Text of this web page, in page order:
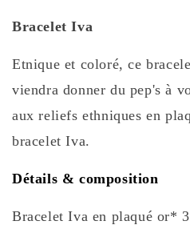
Bracelet Iva
Etnique et coloré, ce
viendra donner du pep's à
aux reliefs ethniques en
bracelet Iva.
Détails & composition
Bracelet Iva en plaqué or*